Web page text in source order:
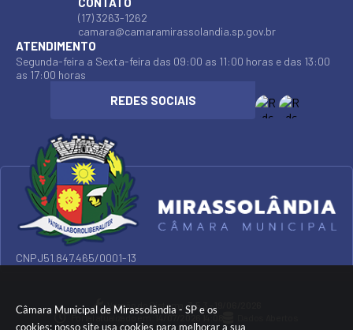
Câmara Municipal de Mirassolândia - SP e os
cookies: nosso site usa cookies para melhorar a sua
(17) 3263-1262
camara@camaramirassolandia.sp.gov.br
ATENDIMENTO
Segunda-feira a Sexta-feira das 09:00 as 11:00 horas e das 13:00
as 17:00 horas
CNPJ51.847.465/0001-13
Versão do Sistema:3.5.3 - 19/06/2026
Portal atualizado em: